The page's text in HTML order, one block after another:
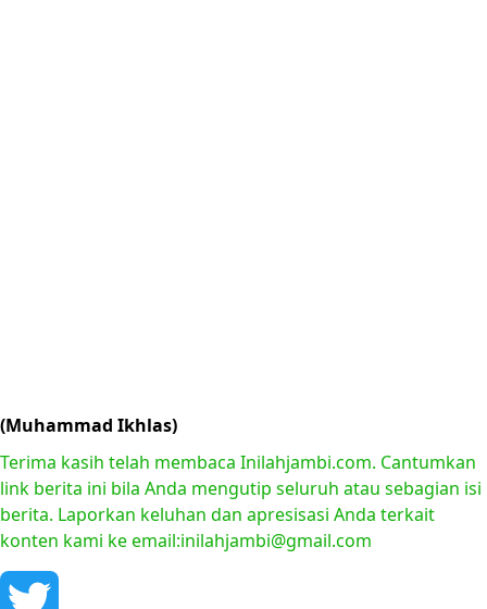
(Muhammad Ikhlas)
Terima kasih telah membaca Inilahjambi.com. Cantumkan
link berita ini bila Anda mengutip seluruh atau sebagian isi
berita. Laporkan keluhan dan apresisasi Anda terkait
konten kami ke email:inilahjambi@gmail.com